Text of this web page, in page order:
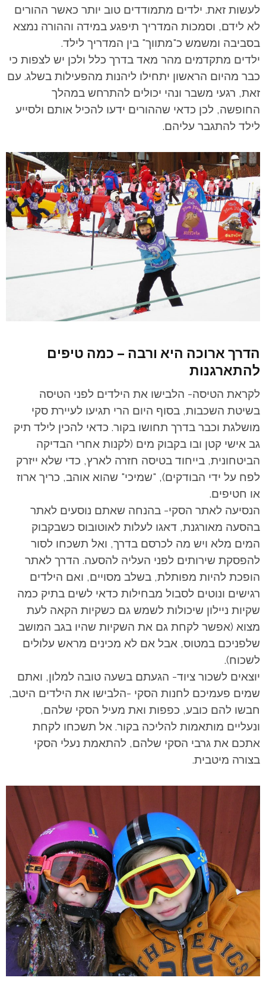
לעשות זאת. ילדים מתמודדים טוב יותר כאשר ההורים
לא לידם, וסמכות המדריך תיפגע במידה וההורה נמצא
בסביבה ומשמש כ"מתווך" בין המדריך לילד.
ילדים מתקדמים מהר מאד בדרך כלל ולכן יש לצפות כי
כבר מהיום הראשון יתחילו ליהנות מהפעילות בשלג. עם
זאת, רגעי משבר ונהי יכולים להתרחש במהלך
החופשה, לכן כדאי שההורים ידעו להכיל אותם ולסייע
לילד להתגבר עליהם.
הדרך ארוכה היא ורבה – כמה טיפים
להתארגנות
לקראת הטיסה- הלבישו את הילדים לפני הטיסה
בשיטת השכבות, בסוף היום הרי תגיעו לעיירת סקי
מושלגת וכבר בדרך תחושו בקור. כדאי להכין לילד תיק
גב אישי קטן ובו בקבוק מים (לקנות אחרי הבדיקה
הביטחונית, בייחוד בטיסה חזרה לארץ, כדי שלא ייזרק
לפח על ידי הבודקים), "שמיכי" שהוא אוהב, כריך ארוז
או חטיפים.
הנסיעה לאתר הסקי- בהנחה שאתם נוסעים לאתר
בהסעה מאורגנת, דאגו לעלות לאוטובוס כשבקבוק
המים מלא ויש מה לכרסם בדרך, ואל תשכחו לסור
להפסקת שירותים לפני העליה להסעה. הדרך לאתר
הופכת להיות מפותלת, בשלב מסויים, ואם הילדים
רגישים ונוטים לסבול מבחילות כדאי לשים בתיק כמה
שקיות ניילון שיכולות לשמש גם כשקיות הקאה לעת
מצוא (אפשר לקחת גם את השקיות שהיו בגב המושב
שלפניכם במטוס, אבל אם לא מכינים מראש עלולים
לשכוח).
יוצאים לשכור ציוד- הגעתם בשעה טובה למלון, ואתם
שמים פעמיכם לחנות הסקי -הלבישו את הילדים היטב,
חבשו להם כובע, כפפות ואת מעיל הסקי שלהם,
ונעליים מותאמות להליכה בקור. אל תשכחו לקחת
אתכם את גרבי הסקי שלהם, להתאמת נעלי הסקי
בצורה מיטבית.